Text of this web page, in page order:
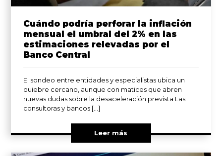
Cuándo podría perforar la inflación
mensual el umbral del 2% en las
estimaciones relevadas por el
Banco Central
El sondeo entre entidades y especialistas ubica un
quiebre cercano, aunque con matices que abren
nuevas dudas sobre la desaceleración prevista Las
consultoras y bancos […]
Leer más